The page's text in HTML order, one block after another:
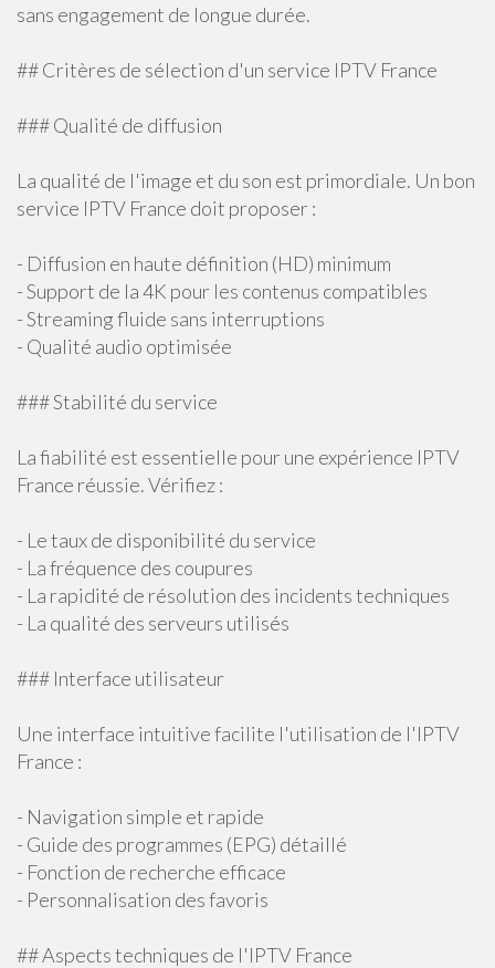
sans engagement de longue durée.
## Critères de sélection d'un service IPTV France
### Qualité de diffusion
La qualité de l'image et du son est primordiale. Un bon
service IPTV France doit proposer :
- Diffusion en haute définition (HD) minimum
- Support de la 4K pour les contenus compatibles
- Streaming fluide sans interruptions
- Qualité audio optimisée
### Stabilité du service
La fiabilité est essentielle pour une expérience IPTV
France réussie. Vérifiez :
- Le taux de disponibilité du service
- La fréquence des coupures
- La rapidité de résolution des incidents techniques
- La qualité des serveurs utilisés
### Interface utilisateur
Une interface intuitive facilite l'utilisation de l'IPTV
France :
- Navigation simple et rapide
- Guide des programmes (EPG) détaillé
- Fonction de recherche efficace
- Personnalisation des favoris
## Aspects techniques de l'IPTV France